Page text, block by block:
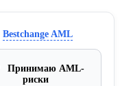
Bestchange AML
Принимаю AML-
риски